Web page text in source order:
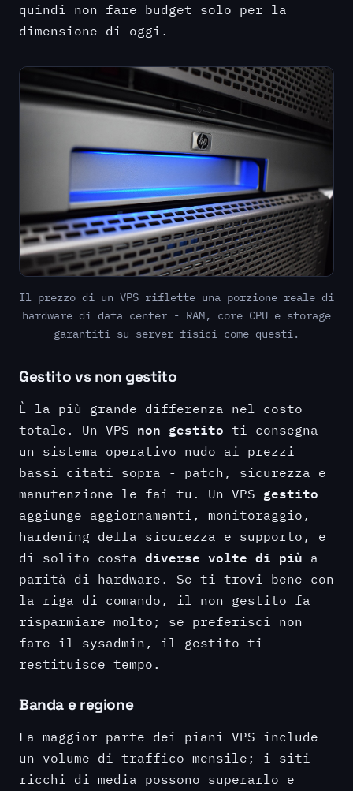
quindi non fare budget solo per la
dimensione di oggi.
Il prezzo di un VPS riflette una porzione reale di
hardware di data center - RAM, core CPU e storage
garantiti su server fisici come questi.
Gestito vs non gestito
È la più grande differenza nel costo
totale. Un VPS non gestito ti consegna
un sistema operativo nudo ai prezzi
bassi citati sopra - patch, sicurezza e
manutenzione le fai tu. Un VPS gestito
aggiunge aggiornamenti, monitoraggio,
hardening della sicurezza e supporto, e
di solito costa diverse volte di più a
parità di hardware. Se ti trovi bene con
la riga di comando, il non gestito fa
risparmiare molto; se preferisci non
fare il sysadmin, il gestito ti
restituisce tempo.
Banda e regione
La maggior parte dei piani VPS include
un volume di traffico mensile; i siti
ricchi di media possono superarlo e